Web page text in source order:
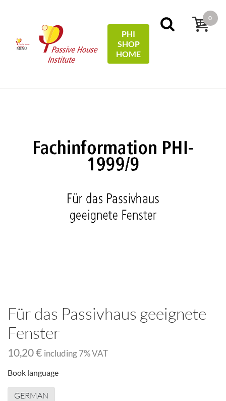
MENÜ
PHI
SHOP
HOME
0
Technical Information
Für das Passivhaus
Für das Passivhaus geeignete
Fenster
10,20 € including 7% VAT
Book language
GERMAN